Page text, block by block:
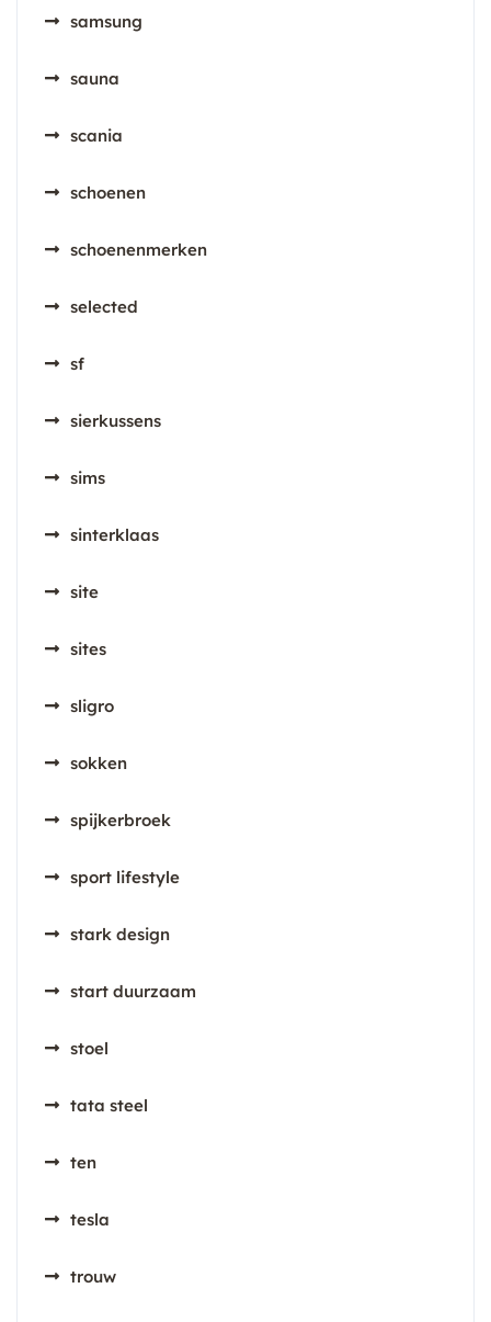
samsung
sauna
scania
schoenen
schoenenmerken
selected
sf
sierkussens
sims
sinterklaas
site
sites
sligro
sokken
spijkerbroek
sport lifestyle
stark design
start duurzaam
stoel
tata steel
ten
tesla
trouw